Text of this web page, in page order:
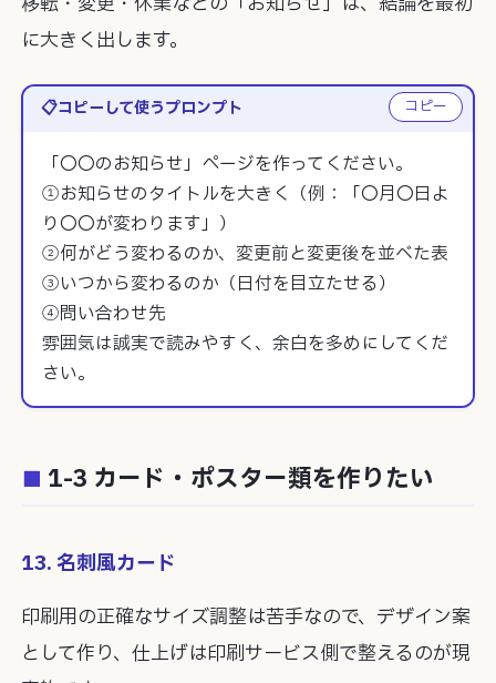
に大きく出します。
コピーして使うプロンプト
「〇〇のお知らせ」ページを作ってください。
①お知らせのタイトルを大きく（例：「〇月〇日よ
り〇〇が変わります」）
②何がどう変わるのか、変更前と変更後を並べた表
③いつから変わるのか（日付を目立たせる）
④問い合わせ先
雰囲気は誠実で読みやすく、余白を多めにしてくだ
さい。
コピー
1-3 カード・ポスター類を作りたい
13. 名刺風カード
印刷用の正確なサイズ調整は苦手なので、デザイン案
として作り、仕上げは印刷サービス側で整えるのが現